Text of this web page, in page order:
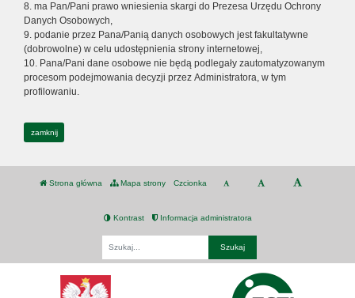
8. ma Pan/Pani prawo wniesienia skargi do Prezesa Urzędu Ochrony
Danych Osobowych,
9. podanie przez Pana/Panią danych osobowych jest fakultatywne
(dobrowolne) w celu udostępnienia strony internetowej,
10. Pana/Pani dane osobowe nie będą podlegały zautomatyzowanym
procesom podejmowania decyzji przez Administratora, w tym
profilowaniu.
zamknij
Strona główna Mapa strony Czcionka
Kontrast Informacja administratora